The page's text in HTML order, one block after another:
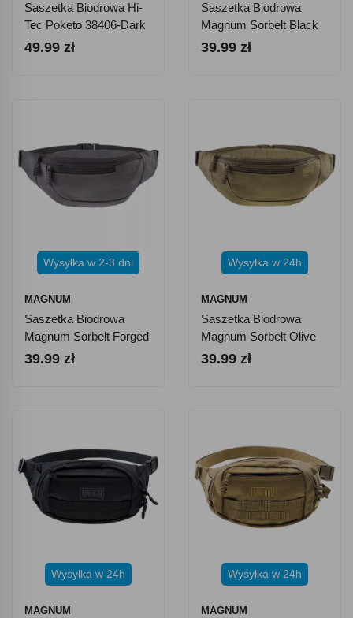
Saszetka Biodrowa Hi-
Tec Poketo 38406-Dark
Den
49.99 zł
Saszetka Biodrowa
Magnum Sorbelt Black
39.99 zł
Wysyłka w 2-3 dni
MAGNUM
Saszetka Biodrowa
Magnum Sorbelt Forged
Iron
39.99 zł
Wysyłka w 24h
MAGNUM
Saszetka Biodrowa
Magnum Sorbelt Olive
Green
39.99 zł
Wysyłka w 24h
MAGNUM
Wysyłka w 24h
MAGNUM